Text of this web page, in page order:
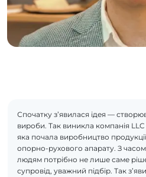
Спочатку з’явилася ідея —
вироби. Так виникла компанія LLC
яка почала виробництво
опорно-рухового апарату. З
людям потрібно не лише саме
супровід, уважний підбір. Так